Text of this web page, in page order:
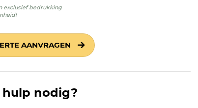
exclusief bedrukking
AANVRAGEN
hulp nodig?